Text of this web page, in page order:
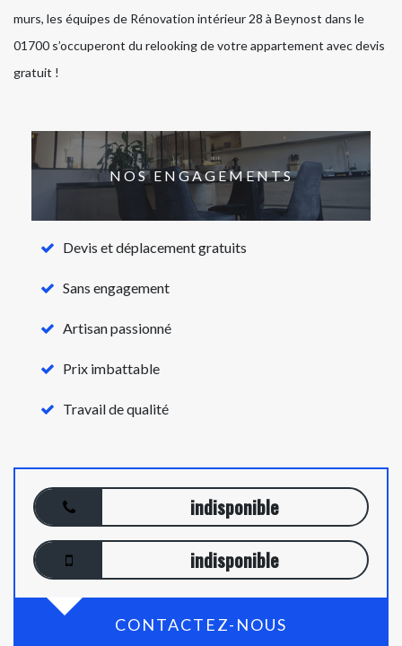
murs, les équipes de Rénovation intérieur 28 à Beynost dans le
01700 s’occuperont du relooking de votre appartement avec devis
gratuit !
NOS ENGAGEMENTS
Devis et déplacement gratuits
Sans engagement
Artisan passionné
Prix imbattable
Travail de qualité
indisponible
indisponible
CONTACTEZ-NOUS